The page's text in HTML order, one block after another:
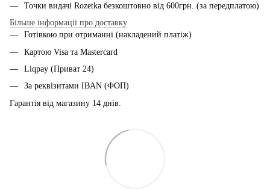
Точки видачі Rozetka безкоштовно від 600грн. (за передплатою)
Більше інформації про доставку
Готівкою при отриманні (накладений платіж)
Картою Visa та Mastercard
Liqpay (Приват 24)
За реквізитами IBAN (ФОП)
Гарантія від магазину 14 днiв.